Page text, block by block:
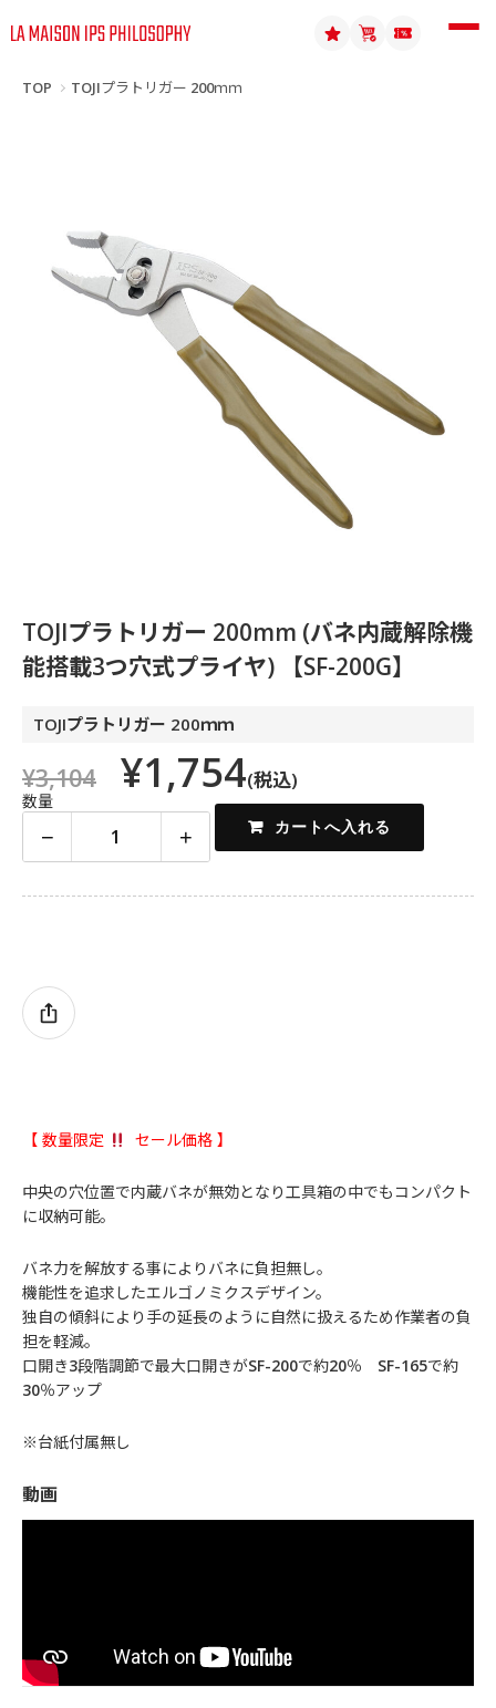
TOP TOJIプラトリガー 200ｍｍ
TOJIプラトリガー 200mm (バネ内蔵解除機
能搭載3つ穴式プライヤ) 【SF-200G】
TOJIプラトリガー 200ｍｍ
¥3,104 ¥1,754(税込)
数量
− +
【 数量限定 セール価格 】
中央の穴位置で内蔵バネが無効となり工具箱の中でもコンパクト
に収納可能。
バネ力を解放する事によりバネに負担無し。
機能性を追求したエルゴノミクスデザイン。
独自の傾斜により手の延長のように自然に扱えるため作業者の負
担を軽減。
口開き3段階調節で最大口開きがSF-200で約20％ SF-165で約
30％アップ
※台紙付属無し
動画